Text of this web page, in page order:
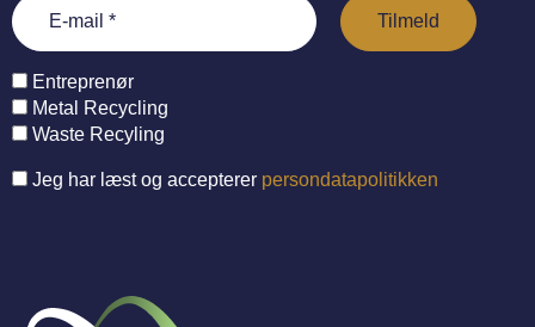
Entreprenør
Metal Recycling
Waste Recyling
Jeg har læst og accepterer persondatapolitikken